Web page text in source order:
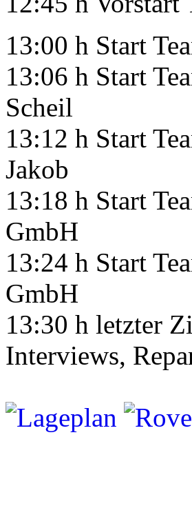
13:00 h Start
13:06 h Start
Scheil
13:12 h Start
Jakob
13:18 h Start
GmbH
13:24 h Start
GmbH
13:30 h letzter
Interviews,